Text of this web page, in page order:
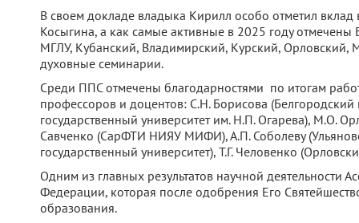
В своем докладе владыка Кирилл особо отметил
Косыгина, а как самые активные в 2025 году отмечены
МГЛУ, Кубанский, Владимирский, Курский, Орловский,
духовные семинарии.
Среди ППС отмечены благодарностями по итогам
профессоров и доцентов: С.Н. Борисова
государственный университет им. Н.П. Огарева), М.О.
Савченко (СарФТИ НИЯУ МИФИ), А.П. Соболеву
государственный университет), Т.Г. Человенко
Одним из главных результатов научной деятельности
Федерации, которая после одобрения Его
образования.